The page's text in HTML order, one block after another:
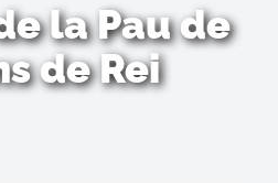
la Pau de
de Rei